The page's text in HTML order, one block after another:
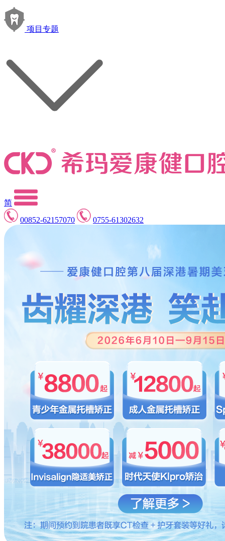
项目专题
简
00852-62157070
0755-61302632